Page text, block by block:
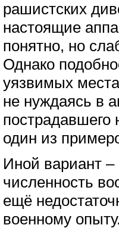
рашистских
настоящие
понятно, но
Однако
уязвимых
не нуждаясь в
пострадавшего
один из
Иной вариант –
численность
ещё
военному